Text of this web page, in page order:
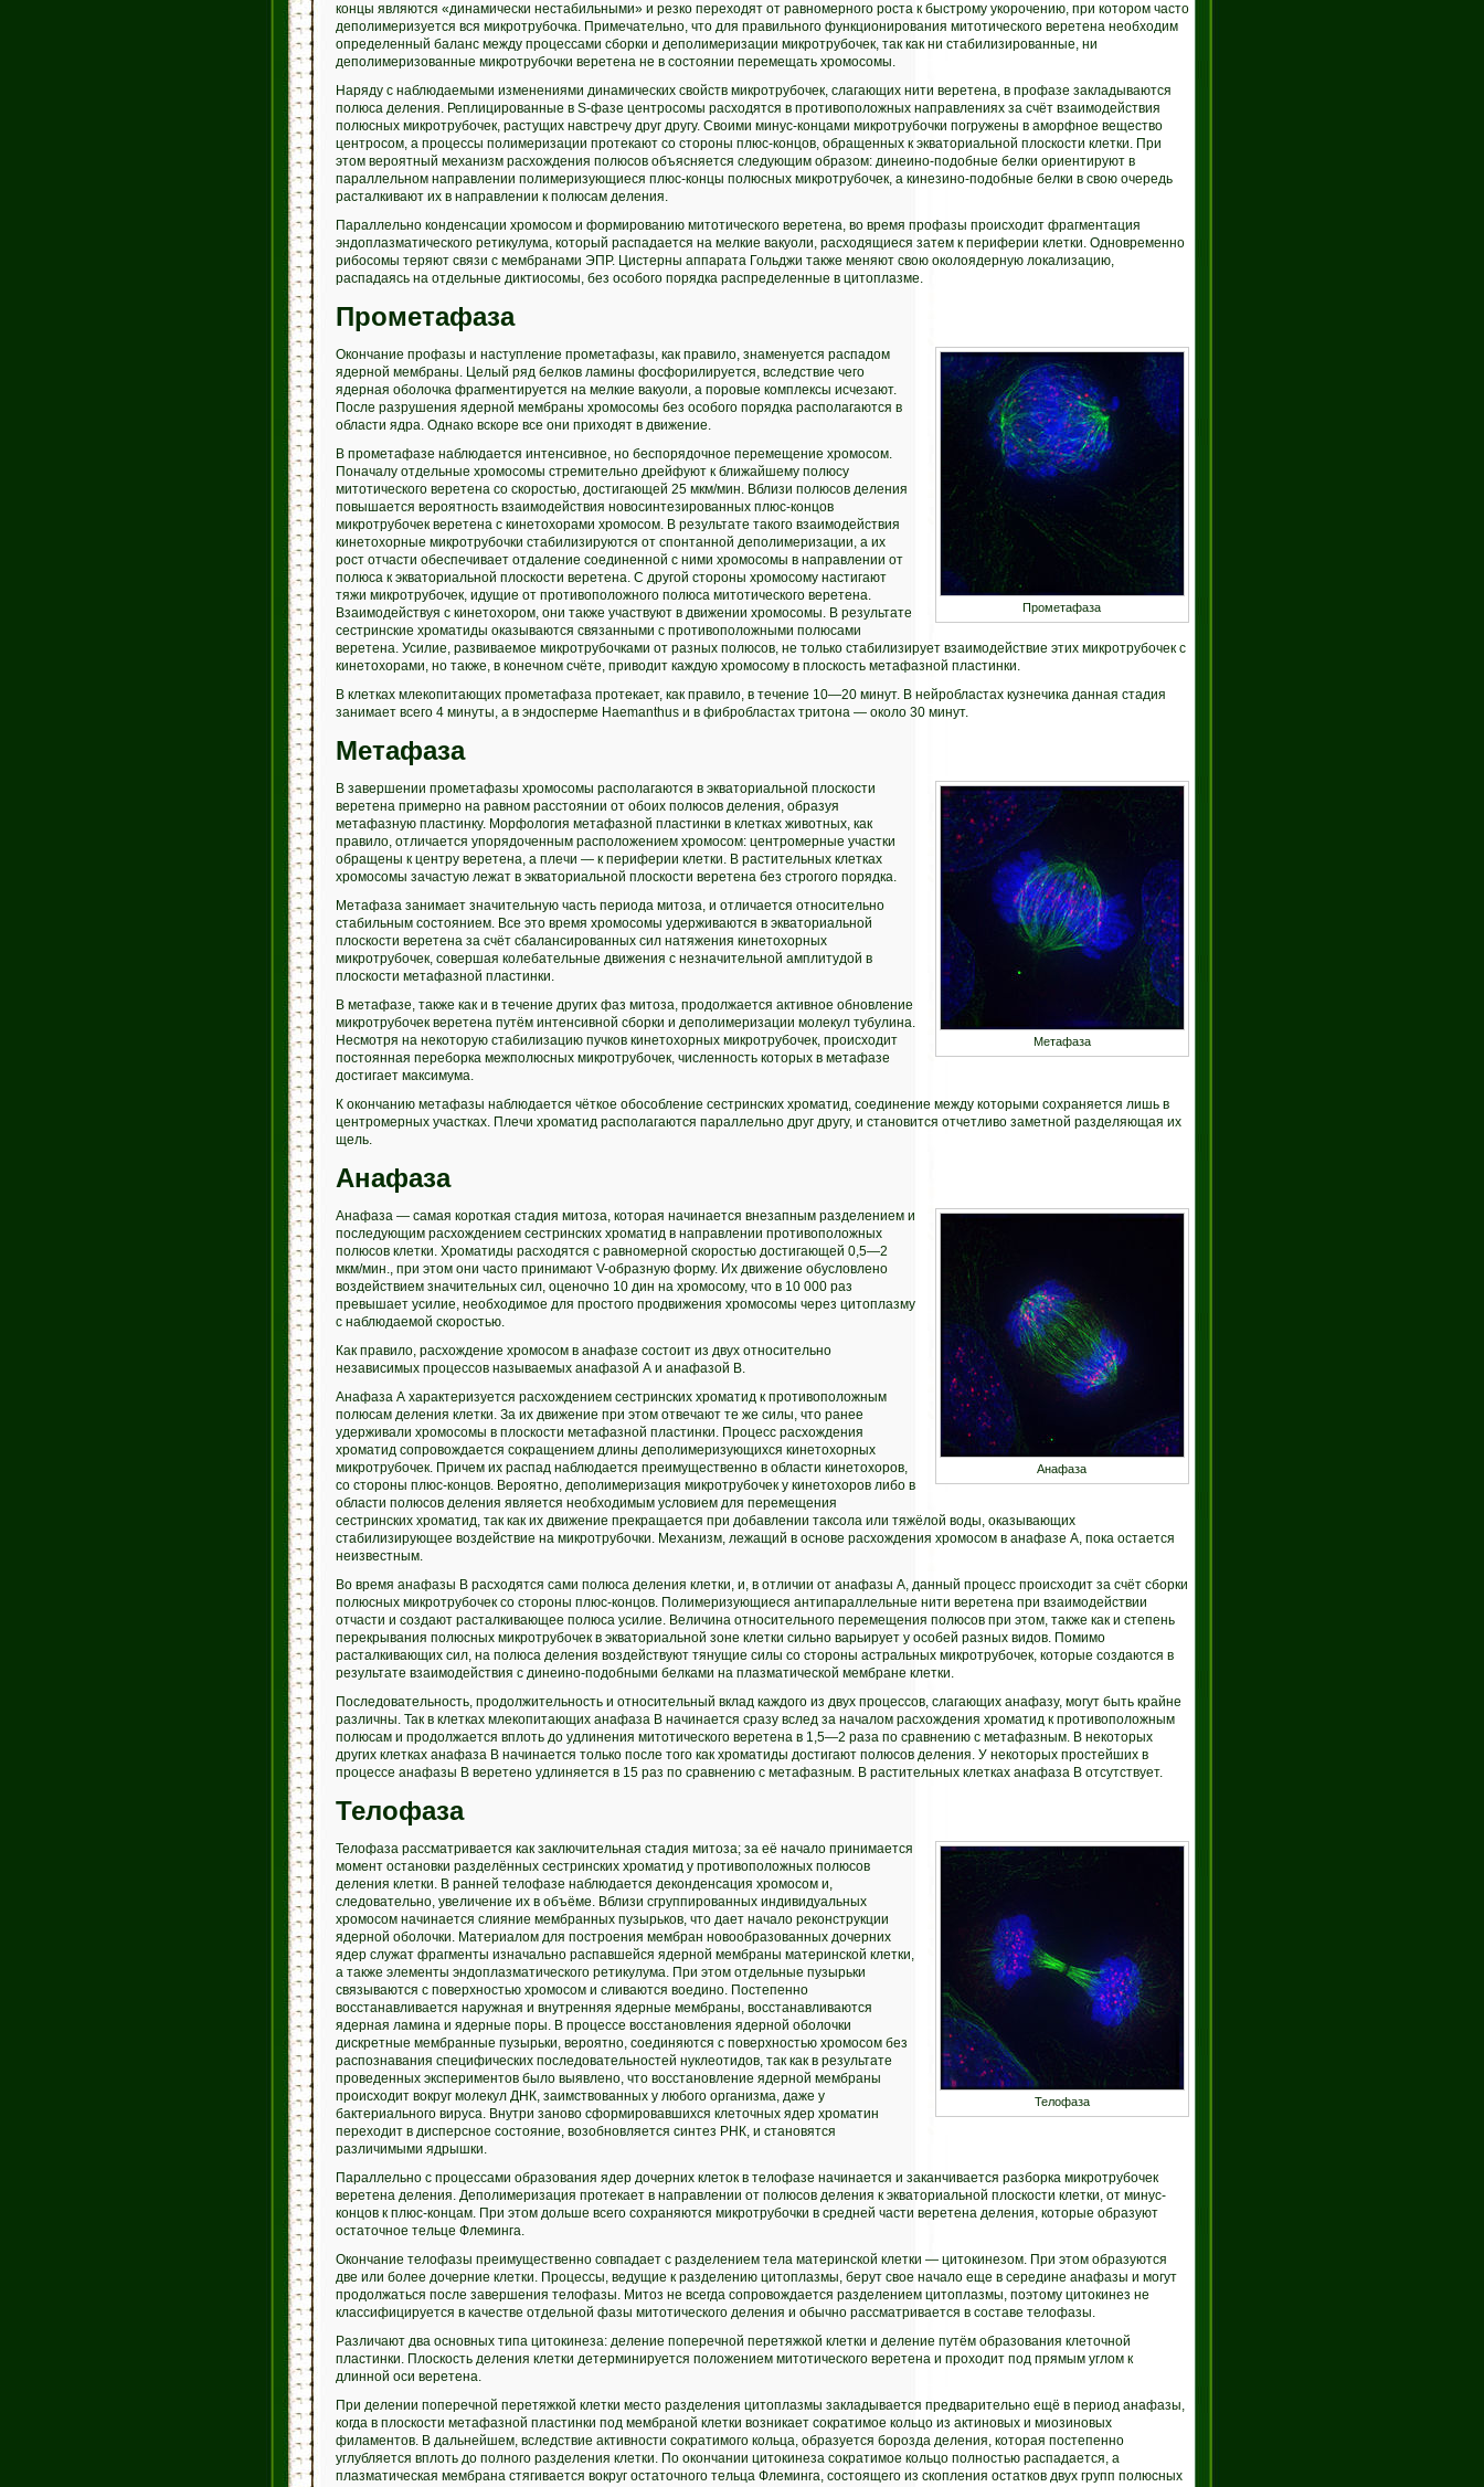
концы являются «динамически нестабильными» и резко переходят от равномерного роста к быстрому укорочению, при котором часто
деполимеризуется вся микротрубочка. Примечательно, что для правильного функционирования митотического веретена необходим
определенный баланс между процессами сборки и деполимеризации микротрубочек, так как ни стабилизированные, ни
деполимеризованные микротрубочки веретена не в состоянии перемещать хромосомы.
Наряду с наблюдаемыми изменениями динамических свойств микротрубочек, слагающих нити веретена, в профазе закладываются
полюса деления. Реплицированные в S-фазе центросомы расходятся в противоположных направлениях за счёт взаимодействия
полюсных микротрубочек, растущих навстречу друг другу. Своими минус-концами микротрубочки погружены в аморфное вещество
центросом, а процессы полимеризации протекают со стороны плюс-концов, обращенных к экваториальной плоскости клетки. При
этом вероятный механизм расхождения полюсов объясняется следующим образом: динеино-подобные белки ориентируют в
параллельном направлении полимеризующиеся плюс-концы полюсных микротрубочек, а кинезино-подобные белки в свою очередь
расталкивают их в направлении к полюсам деления.
Параллельно конденсации хромосом и формированию митотического веретена, во время профазы происходит фрагментация
эндоплазматического ретикулума, который распадается на мелкие вакуоли, расходящиеся затем к периферии клетки. Одновременно
рибосомы теряют связи с мембранами ЭПР. Цистерны аппарата Гольджи также меняют свою околоядерную локализацию,
распадаясь на отдельные диктиосомы, без особого порядка распределенные в цитоплазме.
Прометафаза
Прометафаза
Окончание профазы и наступление прометафазы, как правило, знаменуется распадом
ядерной мембраны. Целый ряд белков ламины фосфорилируется, вследствие чего
ядерная оболочка фрагментируется на мелкие вакуоли, а поровые комплексы исчезают.
После разрушения ядерной мембраны хромосомы без особого порядка располагаются в
области ядра. Однако вскоре все они приходят в движение.
В прометафазе наблюдается интенсивное, но беспорядочное перемещение хромосом.
Поначалу отдельные хромосомы стремительно дрейфуют к ближайшему полюсу
митотического веретена со скоростью, достигающей 25 мкм/мин. Вблизи полюсов деления
повышается вероятность взаимодействия новосинтезированных плюс-концов
микротрубочек веретена с кинетохорами хромосом. В результате такого взаимодействия
кинетохорные микротрубочки стабилизируются от спонтанной деполимеризации, а их
рост отчасти обеспечивает отдаление соединенной с ними хромосомы в направлении от
полюса к экваториальной плоскости веретена. С другой стороны хромосому настигают
тяжи микротрубочек, идущие от противоположного полюса митотического веретена.
Взаимодействуя с кинетохором, они также участвуют в движении хромосомы. В результате
сестринские хроматиды оказываются связанными с противоположными полюсами
веретена. Усилие, развиваемое микротрубочками от разных полюсов, не только стабилизирует взаимодействие этих микротрубочек с
кинетохорами, но также, в конечном счёте, приводит каждую хромосому в плоскость метафазной пластинки.
В клетках млекопитающих прометафаза протекает, как правило, в течение 10—20 минут. В нейробластах кузнечика данная стадия
занимает всего 4 минуты, а в эндосперме Haemanthus и в фибробластах тритона — около 30 минут.
Метафаза
Метафаза
В завершении прометафазы хромосомы располагаются в экваториальной плоскости
веретена примерно на равном расстоянии от обоих полюсов деления, образуя
метафазную пластинку. Морфология метафазной пластинки в клетках животных, как
правило, отличается упорядоченным расположением хромосом: центромерные участки
обращены к центру веретена, а плечи — к периферии клетки. В растительных клетках
хромосомы зачастую лежат в экваториальной плоскости веретена без строгого порядка.
Метафаза занимает значительную часть периода митоза, и отличается относительно
стабильным состоянием. Все это время хромосомы удерживаются в экваториальной
плоскости веретена за счёт сбалансированных сил натяжения кинетохорных
микротрубочек, совершая колебательные движения с незначительной амплитудой в
плоскости метафазной пластинки.
В метафазе, также как и в течение других фаз митоза, продолжается активное обновление
микротрубочек веретена путём интенсивной сборки и деполимеризации молекул тубулина.
Несмотря на некоторую стабилизацию пучков кинетохорных микротрубочек, происходит
постоянная переборка межполюсных микротрубочек, численность которых в метафазе
достигает максимума.
К окончанию метафазы наблюдается чёткое обособление сестринских хроматид, соединение между которыми сохраняется лишь в
центромерных участках. Плечи хроматид располагаются параллельно друг другу, и становится отчетливо заметной разделяющая их
щель.
Анафаза
Анафаза
Анафаза — самая короткая стадия митоза, которая начинается внезапным разделением и
последующим расхождением сестринских хроматид в направлении противоположных
полюсов клетки. Хроматиды расходятся с равномерной скоростью достигающей 0,5—2
мкм/мин., при этом они часто принимают V-образную форму. Их движение обусловлено
воздействием значительных сил, оценочно 10 дин на хромосому, что в 10 000 раз
превышает усилие, необходимое для простого продвижения хромосомы через цитоплазму
с наблюдаемой скоростью.
Как правило, расхождение хромосом в анафазе состоит из двух относительно
независимых процессов называемых анафазой А и анафазой В.
Анафаза А характеризуется расхождением сестринских хроматид к противоположным
полюсам деления клетки. За их движение при этом отвечают те же силы, что ранее
удерживали хромосомы в плоскости метафазной пластинки. Процесс расхождения
хроматид сопровождается сокращением длины деполимеризующихся кинетохорных
микротрубочек. Причем их распад наблюдается преимущественно в области кинетохоров,
со стороны плюс-концов. Вероятно, деполимеризация микротрубочек у кинетохоров либо в
области полюсов деления является необходимым условием для перемещения
сестринских хроматид, так как их движение прекращается при добавлении таксола или тяжёлой воды, оказывающих
стабилизирующее воздействие на микротрубочки. Механизм, лежащий в основе расхождения хромосом в анафазе А, пока остается
неизвестным.
Во время анафазы В расходятся сами полюса деления клетки, и, в отличии от анафазы А, данный процесс происходит за счёт сборки
полюсных микротрубочек со стороны плюс-концов. Полимеризующиеся антипараллельные нити веретена при взаимодействии
отчасти и создают расталкивающее полюса усилие. Величина относительного перемещения полюсов при этом, также как и степень
перекрывания полюсных микротрубочек в экваториальной зоне клетки сильно варьирует у особей разных видов. Помимо
расталкивающих сил, на полюса деления воздействуют тянущие силы со стороны астральных микротрубочек, которые создаются в
результате взаимодействия с динеино-подобными белками на плазматической мембране клетки.
Последовательность, продолжительность и относительный вклад каждого из двух процессов, слагающих анафазу, могут быть крайне
различны. Так в клетках млекопитающих анафаза В начинается сразу вслед за началом расхождения хроматид к противоположным
полюсам и продолжается вплоть до удлинения митотического веретена в 1,5—2 раза по сравнению с метафазным. В некоторых
других клетках анафаза В начинается только после того как хроматиды достигают полюсов деления. У некоторых простейших в
процессе анафазы В веретено удлиняется в 15 раз по сравнению с метафазным. В растительных клетках анафаза В отсутствует.
Телофаза
Телофаза
Телофаза рассматривается как заключительная стадия митоза; за её начало принимается
момент остановки разделённых сестринских хроматид у противоположных полюсов
деления клетки. В ранней телофазе наблюдается деконденсация хромосом и,
следовательно, увеличение их в объёме. Вблизи сгруппированных индивидуальных
хромосом начинается слияние мембранных пузырьков, что дает начало реконструкции
ядерной оболочки. Материалом для построения мембран новообразованных дочерних
ядер служат фрагменты изначально распавшейся ядерной мембраны материнской клетки,
а также элементы эндоплазматического ретикулума. При этом отдельные пузырьки
связываются с поверхностью хромосом и сливаются воедино. Постепенно
восстанавливается наружная и внутренняя ядерные мембраны, восстанавливаются
ядерная ламина и ядерные поры. В процессе восстановления ядерной оболочки
дискретные мембранные пузырьки, вероятно, соединяются с поверхностью хромосом без
распознавания специфических последовательностей нуклеотидов, так как в результате
проведенных экспериментов было выявлено, что восстановление ядерной мембраны
происходит вокруг молекул ДНК, заимствованных у любого организма, даже у
бактериального вируса. Внутри заново сформировавшихся клеточных ядер хроматин
переходит в дисперсное состояние, возобновляется синтез РНК, и становятся
различимыми ядрышки.
Параллельно с процессами образования ядер дочерних клеток в телофазе начинается и заканчивается разборка микротрубочек
веретена деления. Деполимеризация протекает в направлении от полюсов деления к экваториальной плоскости клетки, от минус-
концов к плюс-концам. При этом дольше всего сохраняются микротрубочки в средней части веретена деления, которые образуют
остаточное тельце Флеминга.
Окончание телофазы преимущественно совпадает с разделением тела материнской клетки — цитокинезом. При этом образуются
две или более дочерние клетки. Процессы, ведущие к разделению цитоплазмы, берут свое начало еще в середине анафазы и могут
продолжаться после завершения телофазы. Митоз не всегда сопровождается разделением цитоплазмы, поэтому цитокинез не
классифицируется в качестве отдельной фазы митотического деления и обычно рассматривается в составе телофазы.
Различают два основных типа цитокинеза: деление поперечной перетяжкой клетки и деление путём образования клеточной
пластинки. Плоскость деления клетки детерминируется положением митотического веретена и проходит под прямым углом к
длинной оси веретена.
При делении поперечной перетяжкой клетки место разделения цитоплазмы закладывается предварительно ещё в период анафазы,
когда в плоскости метафазной пластинки под мембраной клетки возникает сократимое кольцо из актиновых и миозиновых
филаментов. В дальнейшем, вследствие активности сократимого кольца, образуется борозда деления, которая постепенно
углубляется вплоть до полного разделения клетки. По окончании цитокинеза сократимое кольцо полностью распадается, а
плазматическая мембрана стягивается вокруг остаточного тельца Флеминга, состоящего из скопления остатков двух групп полюсных